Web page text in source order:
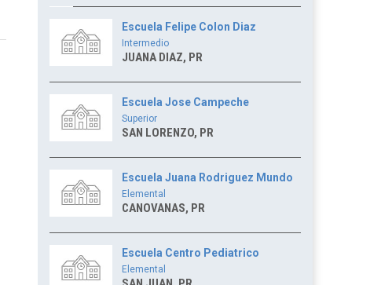
Escuela Felipe Colon Diaz
Intermedio
JUANA DIAZ, PR
Escuela Jose Campeche
Superior
SAN LORENZO, PR
Escuela Juana Rodriguez Mundo
Elemental
CANOVANAS, PR
Escuela Centro Pediatrico
Elemental